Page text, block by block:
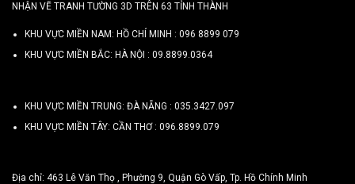
NHẬN VẼ TRANH TƯỜNG 3D TRÊN 63 TỈNH THÀNH
KHU VỰC MIỀN NAM: HỒ CHÍ MINH : 096 8899 079
KHU VỰC MIỀN BẮC: HÀ NỘI : 09.8899.0364
KHU VỰC MIỀN TRUNG: ĐÀ NẴNG : 035.3427.097
KHU VỰC MIỀN TÂY: CẦN THƠ : 096.8899.079
Địa chỉ: 463 Lê Văn Thọ , Phường 9, Quận Gò Vấp, Tp. Hồ Chính Minh